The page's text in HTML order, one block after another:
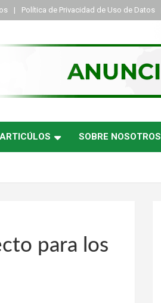
Política de Privacidad de Uso de Datos
ARTICÚLOS SOBRE NOSOTROS
para los